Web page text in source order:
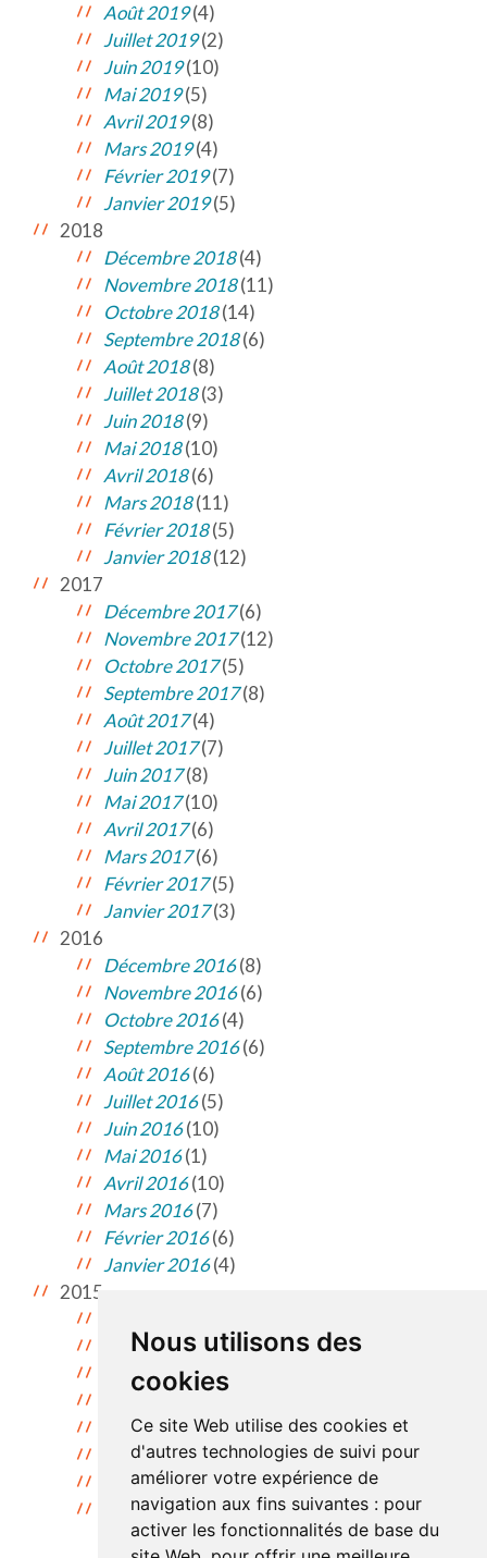
Nous utilisons des
cookies
Ce site Web utilise des cookies et
d'autres technologies de suivi pour
améliorer votre expérience de
navigation aux fins suivantes : pour
activer les fonctionnalités de base du
Août 2019(4)
Juillet 2019(2)
Juin 2019(10)
Mai 2019(5)
Avril 2019(8)
Mars 2019(4)
Février 2019(7)
Janvier 2019(5)
2018
Décembre 2018(4)
Novembre 2018(11)
Octobre 2018(14)
Septembre 2018(6)
Août 2018(8)
Juillet 2018(3)
Juin 2018(9)
Mai 2018(10)
Avril 2018(6)
Mars 2018(11)
Février 2018(5)
Janvier 2018(12)
2017
Décembre 2017(6)
Novembre 2017(12)
Octobre 2017(5)
Septembre 2017(8)
Août 2017(4)
Juillet 2017(7)
Juin 2017(8)
Mai 2017(10)
Avril 2017(6)
Mars 2017(6)
Février 2017(5)
Janvier 2017(3)
2016
Décembre 2016(8)
Novembre 2016(6)
Octobre 2016(4)
Septembre 2016(6)
Août 2016(6)
Juillet 2016(5)
Juin 2016(10)
Mai 2016(1)
Avril 2016(10)
Mars 2016(7)
Février 2016(6)
Janvier 2016(4)
2015
Novembre 2015(11)
Octobre 2015(9)
Juillet 2015(2)
Juin 2015(2)
Mai 2015(2)
Avril 2015(1)